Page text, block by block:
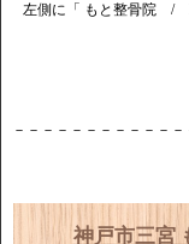
左側に「 もと整骨院 /
－－－－－－－－－－－
神戸市三宮